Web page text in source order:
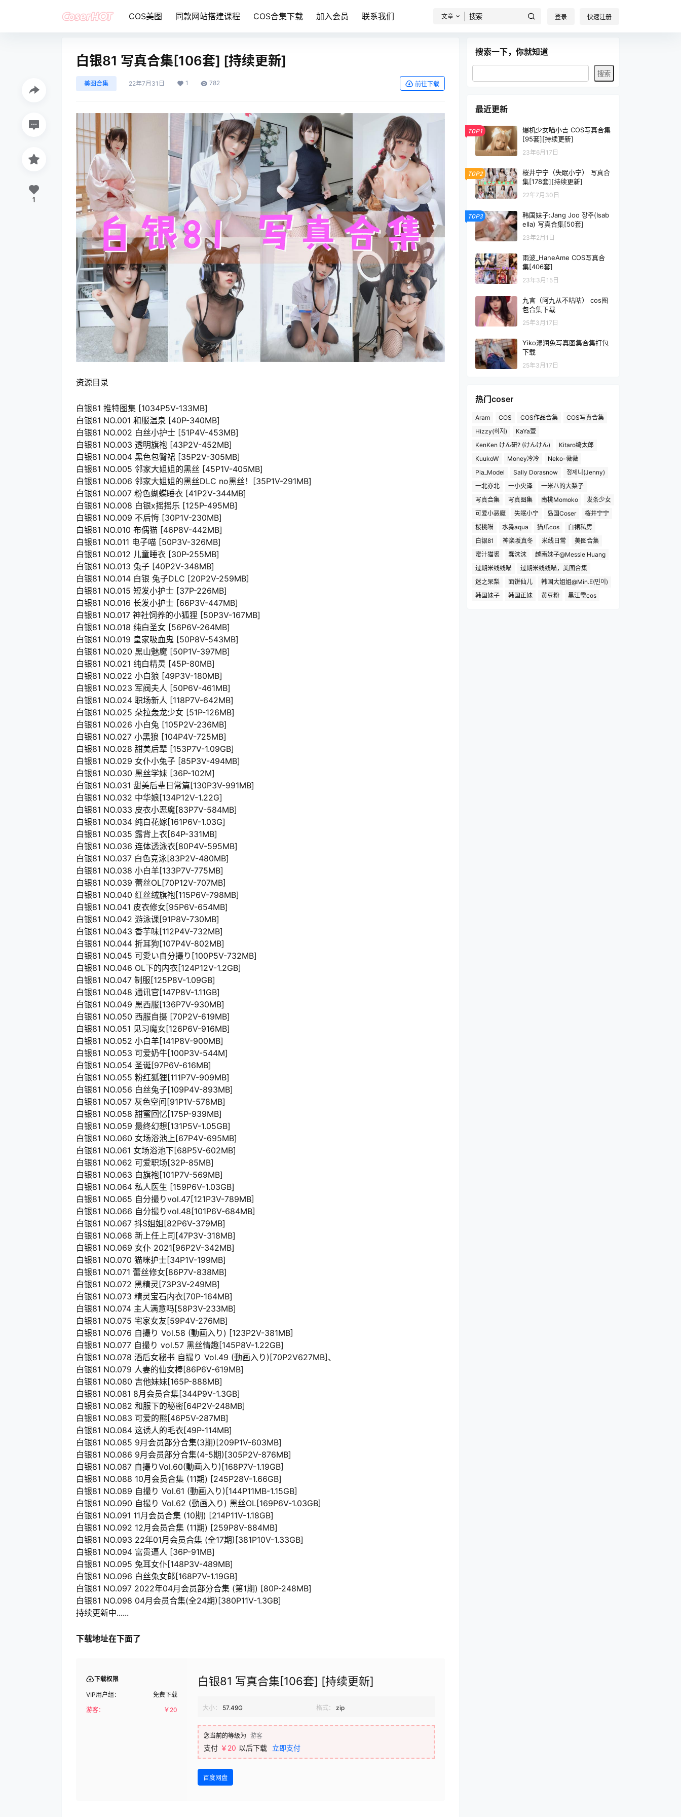
COS美图 同款网站搭建课程 COS合集下载 加入会员 联系我们 文章 登录 快速注册
白银81 写真合集[106套] [持续更新]
美图合集 22年7月31日 1 782 前往下载
资源目录
白银81 推特图集 [1034P5V-133MB]
白银81 NO.001 和服温泉 [40P-340MB]
白银81 NO.002 白丝小护士 [51P4V-453MB]
白银81 NO.003 透明旗袍 [43P2V-452MB]
白银81 NO.004 黑色包臀裙 [35P2V-305MB]
白银81 NO.005 邻家大姐姐的黑丝 [45P1V-405MB]
白银81 NO.006 邻家大姐姐的黑丝DLC no黑丝！[35P1V-291MB]
白银81 NO.007 粉色蝴蝶睡衣 [41P2V-344MB]
白银81 NO.008 白银x摇摇乐 [125P-495MB]
白银81 NO.009 不后悔 [30P1V-230MB]
白银81 NO.010 布偶猫 [46P8V-442MB]
白银81 NO.011 电子喵 [50P3V-326MB]
白银81 NO.012 儿童睡衣 [30P-255MB]
白银81 NO.013 兔子 [40P2V-348MB]
白银81 NO.014 白银 兔子DLC [20P2V-259MB]
白银81 NO.015 短发小护士 [37P-226MB]
白银81 NO.016 长发小护士 [66P3V-447MB]
白银81 NO.017 神社饲养的小狐狸 [50P3V-167MB]
白银81 NO.018 纯白圣女 [56P6V-264MB]
白银81 NO.019 皇家吸血鬼 [50P8V-543MB]
白银81 NO.020 黑山魅魔 [50P1V-397MB]
白银81 NO.021 纯白精灵 [45P-80MB]
白银81 NO.022 小白狼 [49P3V-180MB]
白银81 NO.023 军阀夫人 [50P6V-461MB]
白银81 NO.024 职场新人 [118P7V-642MB]
白银81 NO.025 朵拉轰龙少女 [51P-126MB]
白银81 NO.026 小白兔 [105P2V-236MB]
白银81 NO.027 小黑狼 [104P4V-725MB]
白银81 NO.028 甜美后辈 [153P7V-1.09GB]
白银81 NO.029 女仆小兔子 [85P3V-494MB]
白银81 NO.030 黑丝学妹 [36P-102M]
白银81 NO.031 甜美后辈日常篇[130P3V-991MB]
白银81 NO.032 中华娘[134P12V-1.22G]
白银81 NO.033 皮衣小恶魔[83P7V-584MB]
白银81 NO.034 纯白花嫁[161P6V-1.03G]
白银81 NO.035 露背上衣[64P-331MB]
白银81 NO.036 连体透泳衣[80P4V-595MB]
白银81 NO.037 白色竞泳[83P2V-480MB]
白银81 NO.038 小白羊[133P7V-775MB]
白银81 NO.039 蕾丝OL[70P12V-707MB]
白银81 NO.040 红丝绒旗袍[115P6V-798MB]
白银81 NO.041 皮衣修女[95P6V-654MB]
白银81 NO.042 游泳课[91P8V-730MB]
白银81 NO.043 香芋味[112P4V-732MB]
白银81 NO.044 折耳狗[107P4V-802MB]
白银81 NO.045 可愛い自分撮り[100P5V-732MB]
白银81 NO.046 OL下的内衣[124P12V-1.2GB]
白银81 NO.047 制服[125P8V-1.09GB]
白银81 NO.048 通讯官[147P8V-1.11GB]
白银81 NO.049 黑西服[136P7V-930MB]
白银81 NO.050 西服自摄 [70P2V-619MB]
白银81 NO.051 见习魔女[126P6V-916MB]
白银81 NO.052 小白羊[141P8V-900MB]
白银81 NO.053 可爱奶牛[100P3V-544M]
白银81 NO.054 圣诞[97P6V-616MB]
白银81 NO.055 粉红狐狸[111P7V-909MB]
白银81 NO.056 白丝兔子[109P4V-893MB]
白银81 NO.057 灰色空间[91P1V-578MB]
白银81 NO.058 甜蜜回忆[175P-939MB]
白银81 NO.059 最终幻想[131P5V-1.05GB]
白银81 NO.060 女场浴池上[67P4V-695MB]
白银81 NO.061 女场浴池下[68P5V-602MB]
白银81 NO.062 可爱职场[32P-85MB]
白银81 NO.063 白旗袍[101P7V-569MB]
白银81 NO.064 私人医生 [159P6V-1.03GB]
白银81 NO.065 自分撮りvol.47[121P3V-789MB]
白银81 NO.066 自分撮りvol.48[101P6V-684MB]
白银81 NO.067 抖S姐姐[82P6V-379MB]
白银81 NO.068 新上任上司[47P3V-318MB]
白银81 NO.069 女仆 2021[96P2V-342MB]
白银81 NO.070 猫咪护士[34P1V-199MB]
白银81 NO.071 蕾丝修女[86P7V-838MB]
白银81 NO.072 黑精灵[73P3V-249MB]
白银81 NO.073 精灵宝石内衣[70P-164MB]
白银81 NO.074 主人满意吗[58P3V-233MB]
白银81 NO.075 宅家女友[59P4V-276MB]
白银81 NO.076 自撮り Vol.58 (動画入り) [123P2V-381MB]
白银81 NO.077 自撮り vol.57 黑丝情趣[145P8V-1.22GB]
白银81 NO.078 酒后女秘书 自撮り Vol.49 (動画入り)[70P2V627MB]、
白银81 NO.079 人妻的仙女棒[86P6V-619MB]
白银81 NO.080 吉他妹妹[165P-888MB]
白银81 NO.081 8月会员合集[344P9V-1.3GB]
白银81 NO.082 和服下的秘密[64P2V-248MB]
白银81 NO.083 可爱的熊[46P5V-287MB]
白银81 NO.084 这诱人的毛衣[49P-114MB]
白银81 NO.085 9月会员部分合集(3期)[209P1V-603MB]
白银81 NO.086 9月会员部分合集(4-5期)[305P2V-876MB]
白银81 NO.087 自撮りVol.60(動画入り)[168P7V-1.19GB]
白银81 NO.088 10月会员合集 (11期) [245P28V-1.66GB]
白银81 NO.089 自撮り Vol.61 (動画入り)[144P11MB-1.15GB]
白银81 NO.090 自撮り Vol.62 (動画入り) 黑丝OL[169P6V-1.03GB]
白银81 NO.091 11月会员合集 (10期) [214P11V-1.18GB]
白银81 NO.092 12月会员合集 (11期) [259P8V-884MB]
白银81 NO.093 22年01月会员合集 (全17期)[381P10V-1.33GB]
白银81 NO.094 富贵逼人 [36P-91MB]
白银81 NO.095 兔耳女仆[148P3V-489MB]
白银81 NO.096 白丝兔女郎[168P7V-1.19GB]
白银81 NO.097 2022年04月会员部分合集 (第1期) [80P-248MB]
白银81 NO.098 04月会员合集(全24期)[380P11V-1.3GB]
持续更新中......
下载地址在下面了
下载权限
VIP用户组：
免费下载
游客：
￥ 20
白银81 写真合集[106套] [持续更新]
大小： 57.49G 格式： zip
您当前的等级为 游客
支付 ￥20 以后下载 立即支付
百度网盘
1
搜索一下，你就知道
最近更新
TOP1
爆机少女喵小吉 COS写真合集
[95套][持续更新]
23年6月17日
TOP2
桜井宁宁（失眠小宁） 写真合
集[178套][持续更新]
22年7月30日
TOP3
韩国妹子:Jang Joo 장주(Isab
ella) 写真合集[50套]
23年2月1日
雨波_HaneAme COS写真合
集[406套]
23年3月15日
九言（阿九从不咕咕） cos图
包合集下载
25年3月17日
Yiko湿润兔写真图集合集打包
下载
25年3月17日
热门coser
Aram COS COS作品合集
COS写真合集
Hizzy(히지)
KaYa萱
KenKen けん研? (けんけん)
Kitaro绮太郎
KuukoW
Money冷冷
Neko-薇薇
Pia_Model
Sally Dorasnow
정제니(Jenny)
一北亦北
一小央泽
一米八的大梨子
写真合集
写真图集 南桃Momoko
发条少女
可爱小恶魔
失眠小宁 岛国Coser
桜井宁宁
桜桃喵
水淼aqua 猫爪cos
白裙私房
白银81
神楽坂真冬 米线日常
美图合集
蜜汁猫裘
蠢沫沫
越南妹子@Messie Huang
过期米线线喵
过期米线线喵，美图合集
迷之呆梨
面饼仙儿
韩国大姐姐@Min.E(민이)
韩国妹子
韩国正妹 黄豆粉 黑江雫cos